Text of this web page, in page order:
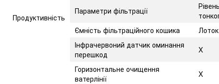
Продуктивність
Параметри фільтрації
Ємність фільтраційного кошика
Інфрачервоний датчик оминання
перешкод
X
Горизонтальне очищення
ватерлінії
X